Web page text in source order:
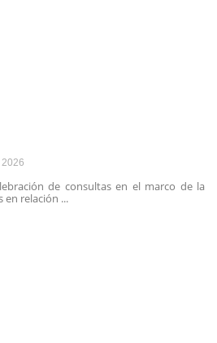
de consultas en el marco de la
en relación ...